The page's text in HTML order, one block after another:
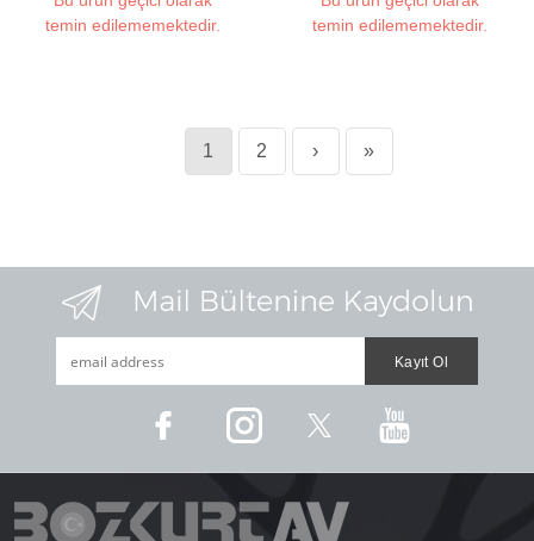
temin edilememektedir.
temin edilememektedir.
1 2 › »